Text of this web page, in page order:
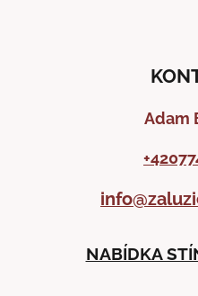
Adam
NABÍDKA